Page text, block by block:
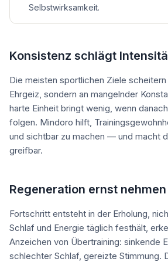
Selbstwirksamkeit.
Konsistenz schlägt
Die meisten sportlichen Ziele
Ehrgeiz, sondern an mangelnder
harte Einheit bringt wenig, wenn
folgen. Mindoro hilft,
und sichtbar zu machen — und macht
greifbar.
Regeneration ernst nehmen
Fortschritt entsteht in der Erholung,
Schlaf und Energie täglich festhält,
Anzeichen von Übertraining: sinkende
schlechter Schlaf, gereizte Stimmung.